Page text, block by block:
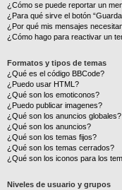
¿Cómo se puede reportar un
¿Para qué sirve el botón
¿Por qué mis mensajes
¿Cómo hago para reactivar un
Formatos y tipos de temas
¿Qué es el código BBCode?
¿Puedo usar HTML?
¿Qué son los emoticonos?
¿Puedo publicar imagenes?
¿Qué son los anuncios globales?
¿Qué son los anuncios?
¿Qué son los temas fijos?
¿Qué son los temas cerrados?
¿Qué son los iconos para los
Niveles de usuario y grupos